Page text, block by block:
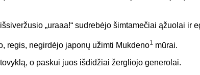
„uraaa!“ sudrebėjo šimtamečiai ąžuolai ir
regis, negirdėjo japonų užimti Mukdeno1 mūrai.
o paskui juos išdidžiai žergliojo generolai.